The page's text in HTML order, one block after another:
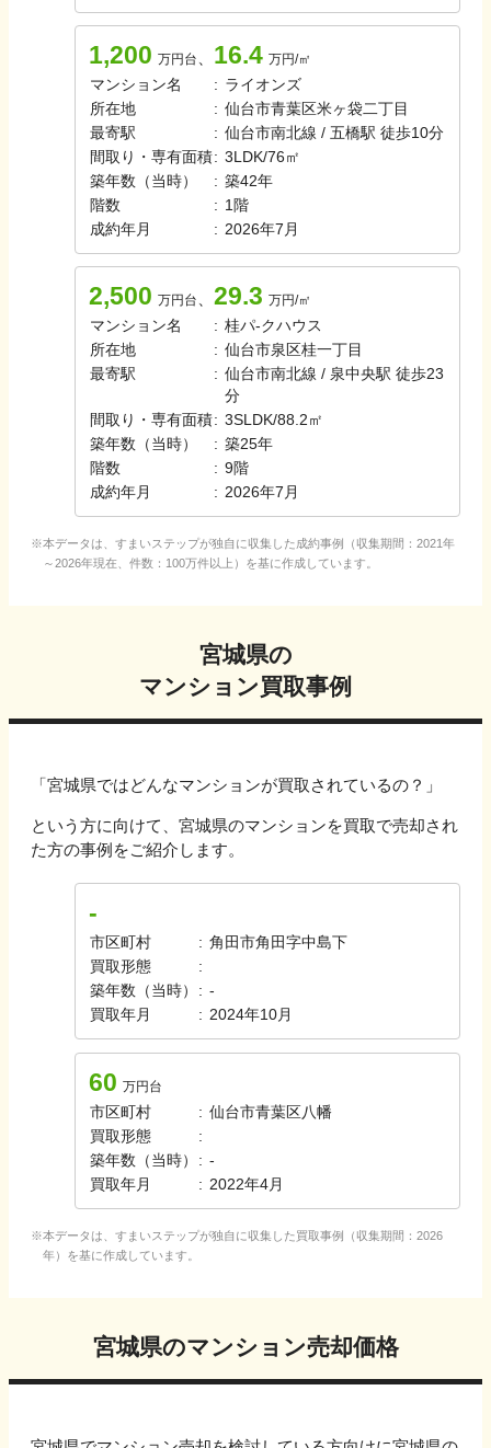
1,200 万円台 16.4 万円/㎡
マンション名 : ライオンズ
所在地
: 仙台市青葉区米ヶ袋二丁目
最寄駅
: 仙台市南北線 / 五橋駅 徒歩10分
間取り・専有面積: 3LDK/76㎡
築年数（当時）
: 築42年
階数
: 1階
成約年月
: 2026年7月
2,500 万円台 29.3 万円/㎡
マンション名 : 桂パ-クハウス
所在地
: 仙台市泉区桂一丁目
最寄駅
: 仙台市南北線 / 泉中央駅 徒歩23
分
間取り・専有面積: 3SLDK/88.2㎡
築年数（当時）
: 築25年
階数
: 9階
成約年月
: 2026年7月
本データは、すまいステップが独自に収集した成約事例（収集期間：2021年
～2026年現在、件数：100万件以上）を基に作成しています。
宮城県の
マンション買取事例
「宮城県ではどんなマンションが買取されているの？」
という方に向けて、 宮城県のマンションを買取で売却され
た方の事例をご紹介します。
-
市区町村 : 角田市角田字中島下
買取形態
:
築年数（当時）
: -
買取年月
: 2024年10月
60 万円台
市区町村 : 仙台市青葉区八幡
買取形態
:
築年数（当時）
: -
買取年月
: 2022年4月
本データは、すまいステップが独自に収集した買取事例（収集期間： 2026
年）を基に作成しています。
宮城県のマンション売却価格